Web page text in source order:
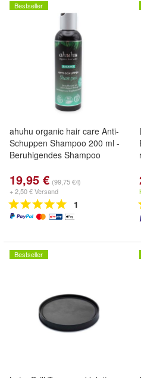
Bestseller
ahuhu organic hair care Anti-
Schuppen Shampoo 200 ml -
Beruhigendes Shampoo
19,95 € (99,75 €/l)
+ 2,50 € Versand
1
Bestseller